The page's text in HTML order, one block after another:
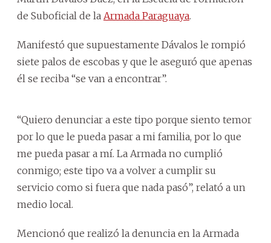
de Suboficial de la Armada Paraguaya.
Manifestó que supuestamente Dávalos le rompió
siete palos de escobas y que le aseguró que apenas
él se reciba “se van a encontrar”.
“Quiero denunciar a este tipo porque siento temor
por lo que le pueda pasar a mi familia, por lo que
me pueda pasar a mí. La Armada no cumplió
conmigo; este tipo va a volver a cumplir su
servicio como si fuera que nada pasó”, relató a un
medio local.
Mencionó que realizó la denuncia en la Armada